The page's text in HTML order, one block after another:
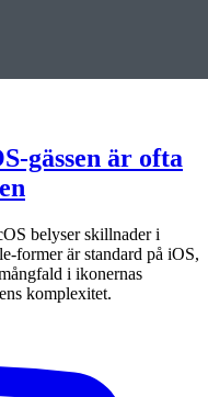
gässen är ofta
belyser skillnader i
former är standard på iOS,
i ikonernas
komplexitet.